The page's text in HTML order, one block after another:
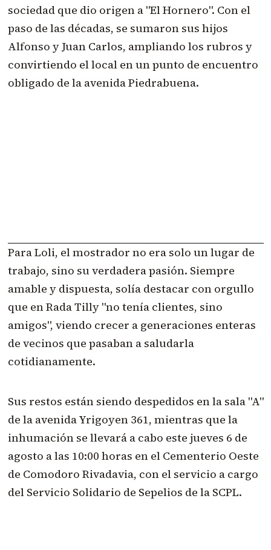
sociedad que dio origen a "El Hornero". Con el
paso de las décadas, se sumaron sus hijos
Alfonso y Juan Carlos, ampliando los rubros y
convirtiendo el local en un punto de encuentro
obligado de la avenida Piedrabuena.
Para Loli, el mostrador no era solo un lugar de
trabajo, sino su verdadera pasión. Siempre
amable y dispuesta, solía destacar con orgullo
que en Rada Tilly "no tenía clientes, sino
amigos", viendo crecer a generaciones enteras
de vecinos que pasaban a saludarla
cotidianamente.
Sus restos están siendo despedidos en la sala "A"
de la avenida Yrigoyen 361, mientras que la
inhumación se llevará a cabo este jueves 6 de
agosto a las 10:00 horas en el Cementerio Oeste
de Comodoro Rivadavia, con el servicio a cargo
del Servicio Solidario de Sepelios de la SCPL.